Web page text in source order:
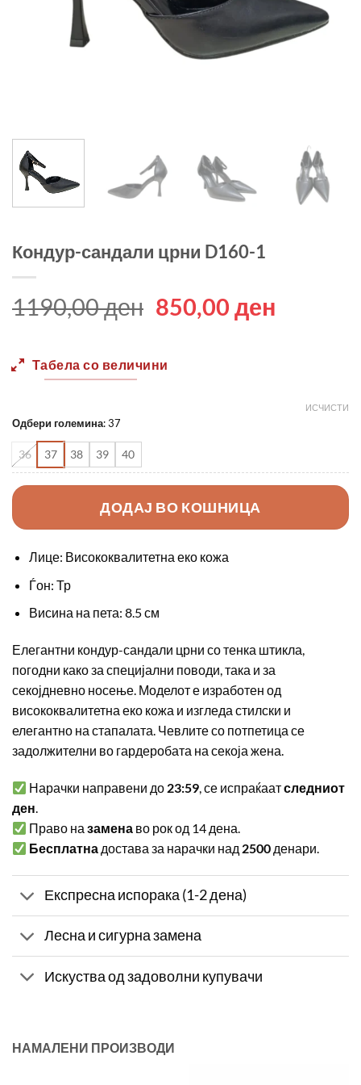
Кондур-сандали црни D160-1
1190,00ден Original
1190,00 ден.
850,00 ден
Табела со величини
Одбери големина:37
36 37 38 39 40
ИСЧИСТИ
ДОДАЈ ВО КОШНИЦА
Лице: Висококвалитетна еко кожа
Ѓон: Тр
Висина на пета: 8.5 см
Елегантни кондур-сандали црни со тенка штикла,
погодни како за специјални поводи, така и за
секојдневно носење. Моделот е изработен од
висококвалитетна еко кожа и изгледа стилски и
елегантно на стапалата. Чевлите со потпетица се
задолжителни во гардеробата на секоја жена.
Нарачки направени до 23:59, се испраќаатследниот
ден.
Право назамена во рок од 14 дена.
Бесплатна достава за нарачки над 2500 денари.
Експресна испорака (1-2 дена)
Лесна и сигурна замена
Искуства од задоволни купувачи
НАМАЛЕНИ ПРОИЗВОДИ